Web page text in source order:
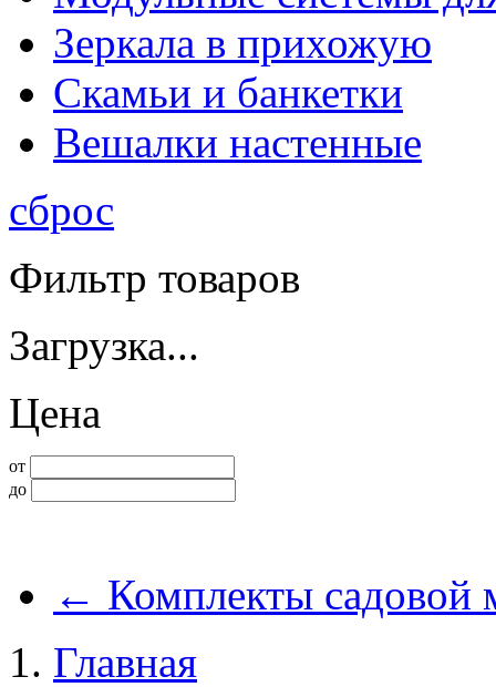
Зеркала в прихожую
Скамьи и банкетки
Вешалки настенные
сброс
Фильтр товаров
Загрузка...
Цена
от
до
← Комплекты садовой
Главная